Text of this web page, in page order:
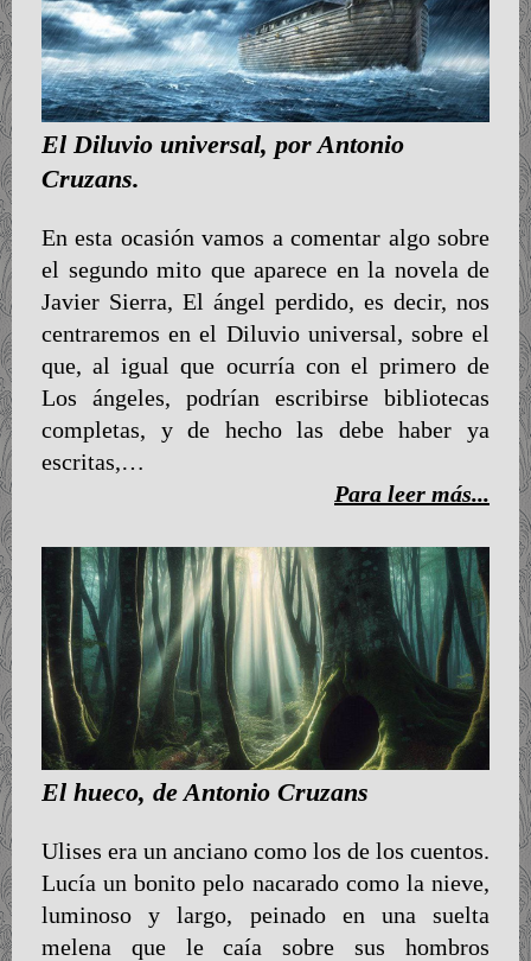
El Diluvio universal, por Antonio
Cruzans.
En esta ocasión vamos a comentar algo sobre
el segundo mito que aparece en la novela de
Javier Sierra, El ángel perdido, es decir, nos
centraremos en el Diluvio universal, sobre el
que, al igual que ocurría con el primero de
Los ángeles, podrían escribirse bibliotecas
completas, y de hecho las debe haber ya
escritas,…
Para leer más...
El hueco, de Antonio Cruzans
Ulises era un anciano como los de los cuentos.
Lucía un bonito pelo nacarado como la nieve,
luminoso y largo, peinado en una suelta
melena que le caía sobre sus hombros